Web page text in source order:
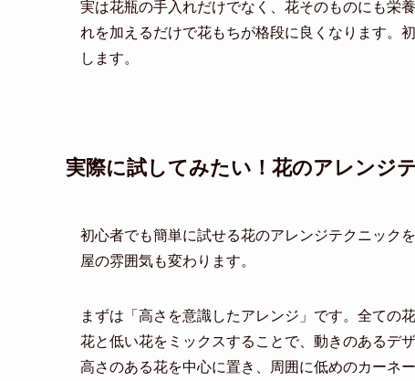
実は花瓶の手入れだけでなく、花そのものにも栄
れを加えるだけで花もちが格段に良くなります。
します。
実際に試してみたい！花のアレンジ
初心者でも簡単に試せる花のアレンジテクニック
屋の雰囲気も変わります。
まずは「高さを意識したアレンジ」です。全ての
花と低い花をミックスすることで、動きのあるデ
高さのある花を中心に置き、周囲に低めのカーネ